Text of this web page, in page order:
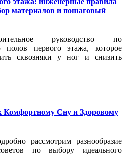
материалов и пошаговый
руководство по
полов первого этажа, которое
сквозняки у ног и снизить
Комфортному Сну и Здоровому
рассмотрим разнообразие
по выбору идеального